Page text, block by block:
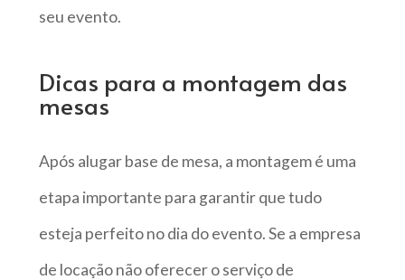
seu evento.
Dicas para a montagem das
mesas
Após alugar base de mesa, a montagem é uma
etapa importante para garantir que tudo
esteja perfeito no dia do evento. Se a empresa
de locação não oferecer o serviço de